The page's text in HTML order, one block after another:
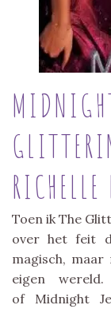
RICHELLE
Toen ik The
over het feit
magisch,
eigen
of Midnight